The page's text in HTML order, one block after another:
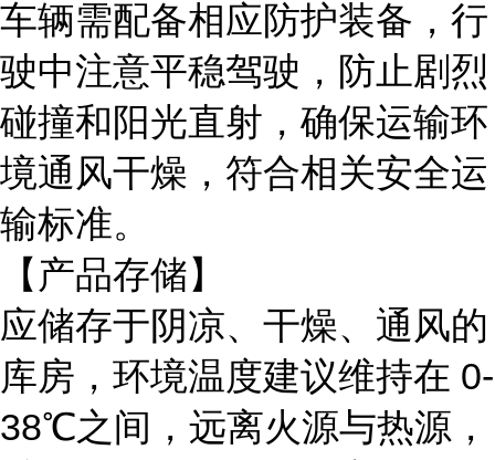
车辆需配备相应防护装备，行
驶中注意平稳驾驶，防止剧烈
碰撞和阳光直射，确保运输环
境通风干燥，符合相关安全运
输标准。
【产品存储】
应储存于阴凉、干燥、通风的
库房，环境温度建议维持在 0-
38℃之间，远离火源与热源，